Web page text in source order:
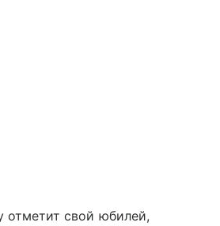
отметит свой юбилей,